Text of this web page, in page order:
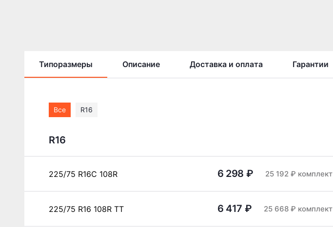
Типоразмеры Описание Доставка и оплата Гарантии
Все R16
R16
225/75 R16C 108R 6 298 ₽ 25 192 ₽ комплект
225/75 R16 108R TT 6 417 ₽ 25 668 ₽ комплект